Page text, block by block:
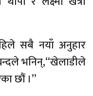
सबै नयाँ अनुहार
भनिन्,“खेलाडीले
छौं ।”